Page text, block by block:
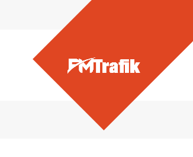
Ürünlerimiz -